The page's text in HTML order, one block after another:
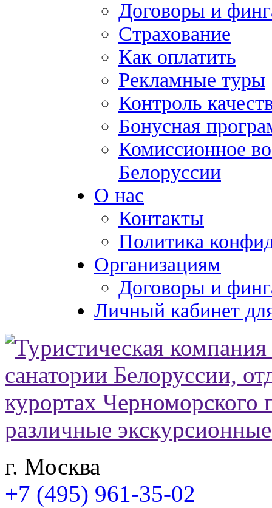
Договоры и
Страхование
Как оплатить
Рекламные туры
Контроль
Бонусная
Комиссионное
Белоруссии
О нас
Контакты
Политика
Организациям
Договоры и
Личный кабинет
г. Москва
+7 (495) 961-35-02